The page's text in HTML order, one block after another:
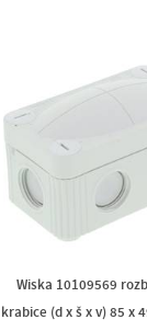
Wiska 10109569
krabice (d x š x v) 85 x